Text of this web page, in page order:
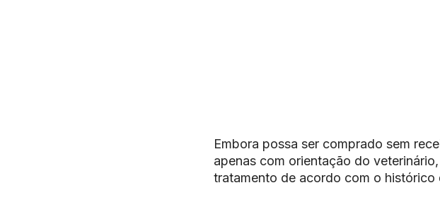
Embora possa ser comprado sem
apenas com orientação do
tratamento de acordo com o histórico